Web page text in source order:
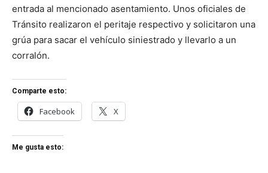
entrada al mencionado asentamiento. Unos oficiales de
Tránsito realizaron el peritaje respectivo y solicitaron una
grúa para sacar el vehículo siniestrado y llevarlo a un
corralón.
Comparte esto:
Facebook X
Me gusta esto: